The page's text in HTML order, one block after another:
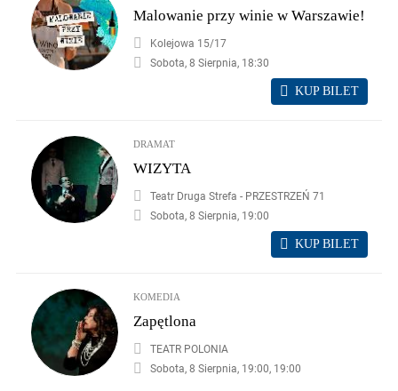
Malowanie przy winie w Warszawie!
Kolejowa 15/17
Sobota, 8 Sierpnia, 18:30
KUP BILET
DRAMAT
WIZYTA
Teatr Druga Strefa - PRZESTRZEŃ 71
Sobota, 8 Sierpnia, 19:00
KUP BILET
KOMEDIA
Zapętlona
TEATR POLONIA
Sobota, 8 Sierpnia, 19:00, 19:00